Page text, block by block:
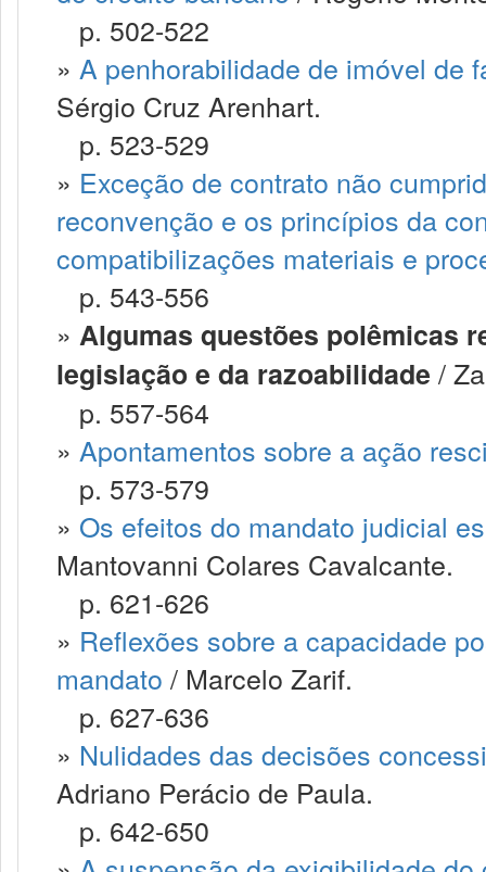
p. 502-522
» A penhorabilidade de imóvel de
Sérgio Cruz Arenhart.
p. 523-529
» Exceção de contrato não
reconvenção e os princípios da
compatibilizações materiais e
p. 543-556
» Algumas questões polêmicas
legislação e da razoabilidade /
p. 557-564
» Apontamentos sobre a ação
p. 573-579
» Os efeitos do mandato judicial
Mantovanni Colares Cavalcante.
p. 621-626
» Reflexões sobre a capacidade
mandato / Marcelo Zarif.
p. 627-636
» Nulidades das decisões
Adriano Perácio de Paula.
p. 642-650